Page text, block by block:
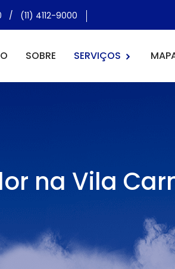
/ (11) 4112-9000
SOBRE SERVIÇOS
na Vila